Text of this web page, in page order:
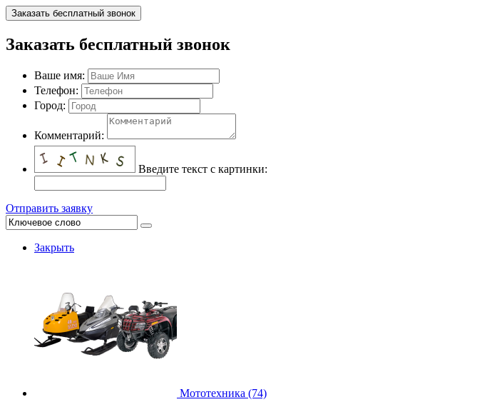
Заказать бесплатный звонок
Заказать бесплатный звонок
Ваше имя:
Телефон:
Город:
Комментарий:
Введите текст с картинки:
Отправить заявку
Закрыть
Мототехника (74)